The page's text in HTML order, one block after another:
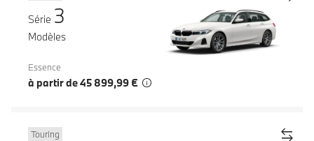
Série 3
Modèles
Essence
à partir de 45 899,99 €
Touring